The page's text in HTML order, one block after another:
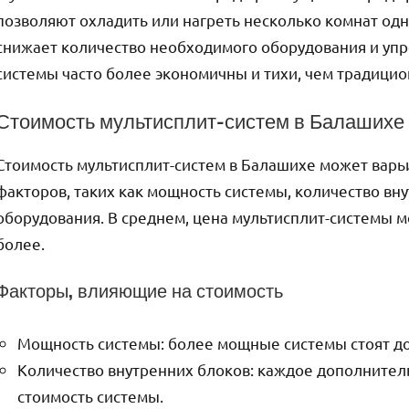
охладить или нагреть несколько комнат
количество необходимого оборудования и
часто более экономичны и тихи, чем
мультисплит-систем в Балашихе
мультисплит-систем в Балашихе может
таких как мощность системы, количество
В среднем, цена мультисплит-системы
влияющие на стоимость
Мощность системы: более мощные системы стоят
Количество внутренних блоков: каждое
стоимость системы.